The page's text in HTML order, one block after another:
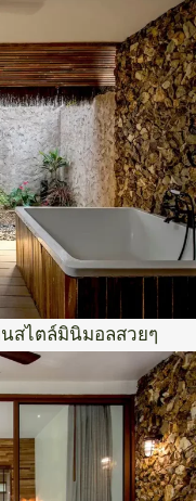
นสไตล์มินิมอลสวยๆ